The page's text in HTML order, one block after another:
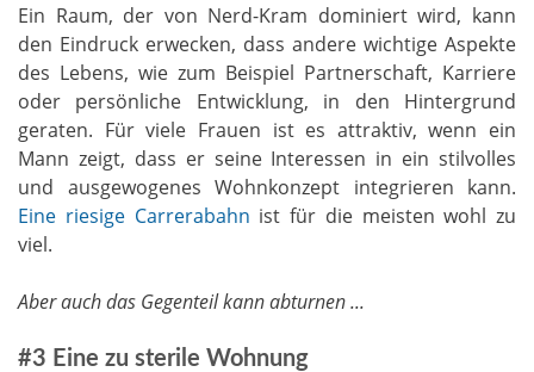
Ein Raum, der von Nerd-Kram dominiert wird, kann
den Eindruck erwecken, dass andere wichtige Aspekte
des Lebens, wie zum Beispiel Partnerschaft, Karriere
oder persönliche Entwicklung, in den Hintergrund
geraten. Für viele Frauen ist es attraktiv, wenn ein
Mann zeigt, dass er seine Interessen in ein stilvolles
und ausgewogenes Wohnkonzept integrieren kann.
Eine riesige Carrerabahn ist für die meisten wohl zu
viel.
Aber auch das Gegenteil kann abturnen ...
#3 Eine zu sterile Wohnung